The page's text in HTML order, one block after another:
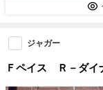
ジャガー
Ｆペイス Ｒ－ダ